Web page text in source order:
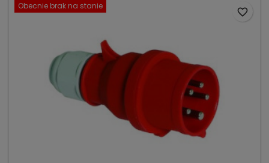
Obecnie brak na stanie
favorite_border